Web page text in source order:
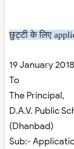
छुट्टी के लिए
19 January 2018
The Principal,
D.A.V. Public
(Dhanbad)
Sub:-